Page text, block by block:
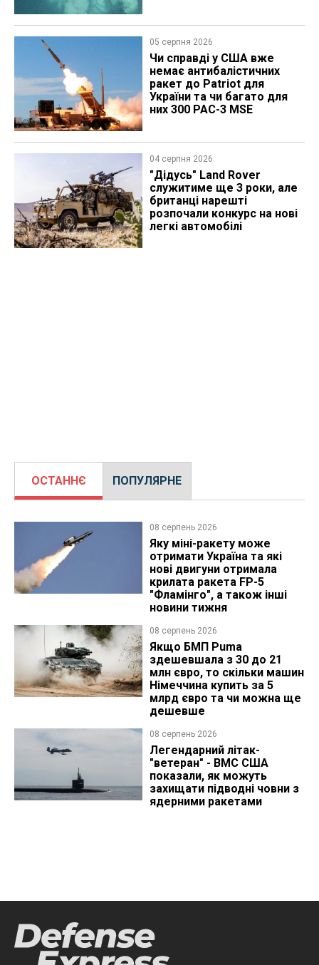
05 серпня 2026
Чи справді у США вже
немає антибалістичних
ракет до Patriot для
України та чи багато для
них 300 PAC-3 MSE
04 серпня 2026
"Дідусь" Land Rover
служитиме ще 3 роки, але
британці нарешті
розпочали конкурс на нові
легкі автомобілі
ОСТАННЄ ПОПУЛЯРНЕ
08 серпень 2026
Яку міні-ракету може
отримати Україна та які
нові двигуни отримала
крилата ракета FP-5
"Фламінго", а також інші
новини тижня
08 серпень 2026
Якщо БМП Puma
здешевшала з 30 до 21
млн євро, то скільки машин
Німеччина купить за 5
млрд євро та чи можна ще
дешевше
08 серпень 2026
Легендарний літак-
"ветеран" - ВМС США
показали, як можуть
захищати підводні човни з
ядерними ракетами